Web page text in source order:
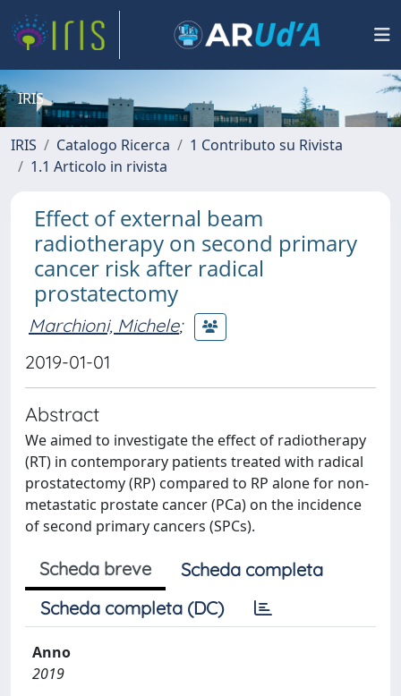
IRIS
IRIS Catalogo Ricerca
1 Contributo su Rivista
1.1 Articolo in rivista
Effect of external beam
radiotherapy on second primary
cancer risk after radical
prostatectomy
Marchioni, Michele;
2019-01-01
Abstract
We aimed to investigate the effect of radiotherapy
(RT) in contemporary patients treated with radical
prostatectomy (RP) compared to RP alone for non-
metastatic prostate cancer (PCa) on the incidence
of second primary cancers (SPCs).
Scheda breve
Scheda completa
Scheda completa (DC)
Anno
2019